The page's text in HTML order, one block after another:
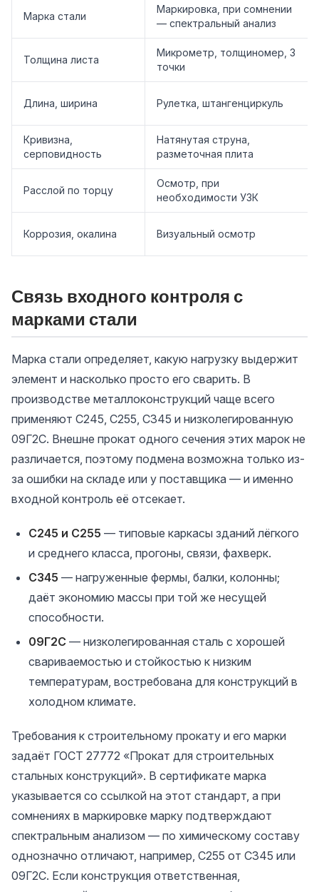
Марка стали
Маркировка, при сомнении
— спектральный анализ
Толщина листа
Микрометр, толщиномер, 3
точки
Длина, ширина Рулетка, штангенциркуль
Кривизна,
серповидность
Натянутая струна,
разметочная плита
Расслой по торцу
Осмотр, при
необходимости УЗК
Коррозия, окалина Визуальный осмотр
Связь входного контроля с
марками стали
Марка стали определяет, какую нагрузку выдержит
элемент и насколько просто его сварить. В
производстве металлоконструкций чаще всего
применяют С245, С255, С345 и низколегированную
09Г2С. Внешне прокат одного сечения этих марок не
различается, поэтому подмена возможна только из-
за ошибки на складе или у поставщика — и именно
входной контроль её отсекает.
С245 и С255 — типовые каркасы зданий лёгкого
и среднего класса, прогоны, связи, фахверк.
С345 — нагруженные фермы, балки, колонны;
даёт экономию массы при той же несущей
способности.
09Г2С — низколегированная сталь с хорошей
свариваемостью и стойкостью к низким
температурам, востребована для конструкций в
холодном климате.
Требования к строительному прокату и его марки
задаёт ГОСТ 27772 «Прокат для строительных
стальных конструкций». В сертификате марка
указывается со ссылкой на этот стандарт, а при
сомнениях в маркировке марку подтверждают
спектральным анализом — по химическому составу
однозначно отличают, например, С255 от С345 или
09Г2С. Если конструкция ответственная,